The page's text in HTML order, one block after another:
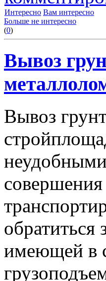
Интересно Вам интересно
Больше не интересно
(0)
Вывоз
Вывоз
имеющей в